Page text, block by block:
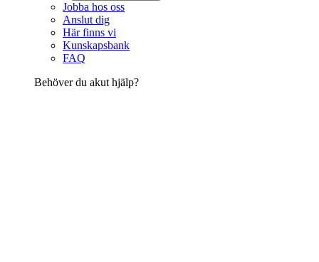
Jobba hos oss
Anslut dig
Här finns vi
Kunskapsbank
FAQ
Behöver du akut hjälp?